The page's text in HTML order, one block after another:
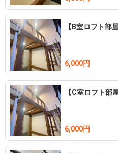
【B室ロフト部
6,000円
【C室ロフト部
6,000円